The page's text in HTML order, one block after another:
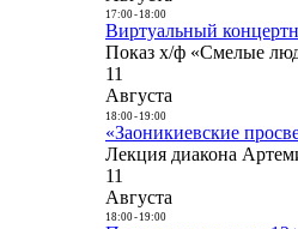
17:00- 18:00
Виртуальный
Показ х/ф «Смелые
11
Августа
18:00- 19:00
«Заоникиевские
Лекция диакона
11
Августа
18:00- 19:00